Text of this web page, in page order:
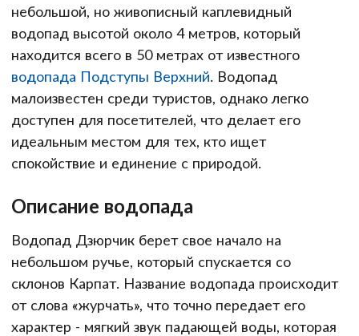
небольшой, но живописный каплевидный
водопад высотой около 4 метров, который
находится всего в 50 метрах от известного
водопада Подступы Верхний. Водопад
малоизвестен среди туристов, однако легко
доступен для посетителей, что делает его
идеальным местом для тех, кто ищет
спокойствие и единение с природой.
Описание водопада
Водопад Дзюрчик берет свое начало на
небольшом ручье, который спускается со
склонов Карпат. Название водопада происходит
от слова «журчать», что точно передает его
характер - мягкий звук падающей воды, которая